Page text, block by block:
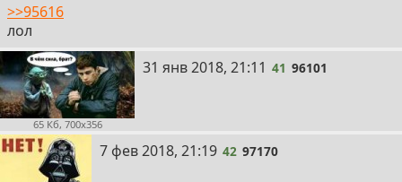
>>95616
лол
65 Кб, 700x356
41
31 янв 2018, 21:11 41 96101
42
7 фев 2018, 21:19 42 97170